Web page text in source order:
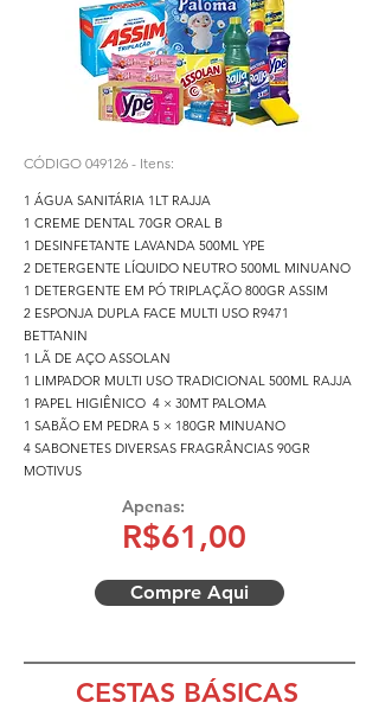
CÓDIGO 049126 - Itens:
1 ÁGUA SANITÁRIA 1LT RAJJA
1 CREME DENTAL 70GR ORAL B
1 DESINFETANTE LAVANDA 500ML YPE
2 DETERGENTE LÍQUIDO NEUTRO 500ML MINUANO
1 DETERGENTE EM PÓ TRIPLAÇÃO 800GR ASSIM
2 ESPONJA DUPLA FACE MULTI USO R9471
BETTANIN
1 LÃ DE AÇO ASSOLAN
1 LIMPADOR MULTI USO TRADICIONAL 500ML RAJJA
1 PAPEL HIGIÊNICO 4 × 30MT PALOMA
1 SABÃO EM PEDRA 5 × 180GR MINUANO
4 SABONETES DIVERSAS FRAGRÂNCIAS 90GR
MOTIVUS
Apenas:
R$61,00
Compre Aqui
CESTAS BÁSICAS